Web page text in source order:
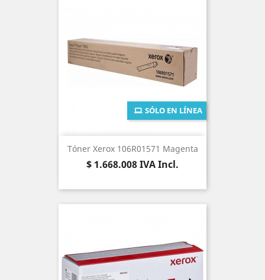
Tóner Xerox 106R01571 Magenta
Precio
$ 1.668.008IVA Incl.
SÓLO EN LÍNEA